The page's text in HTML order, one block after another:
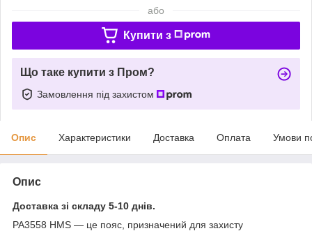
або
Купити з
Що таке купити з Пром?
Замовлення під захистом
Опис Характеристики Доставка Оплата Умови
Опис
Доставка зі складу 5-10 днів.
PA3558 HMS — це пояс, призначений для захисту